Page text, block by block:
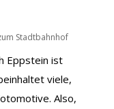
Stadtbahnhof
Eppstein ist
viele,
Also,